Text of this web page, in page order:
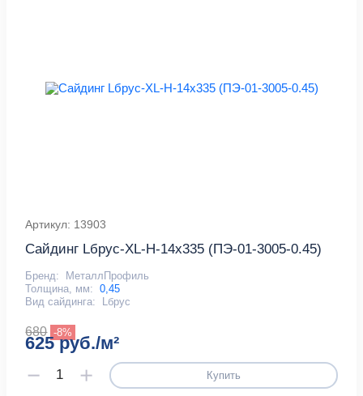
Артикул: 13903
Сайдинг Lбрус-XL-Н-14х335 (ПЭ-01-3005-0.45)
Бренд:
МеталлПрофиль
Толщина, мм: 0,45
Вид сайдинга:
Lбрус
680 -8%
625 руб./м²
Купить